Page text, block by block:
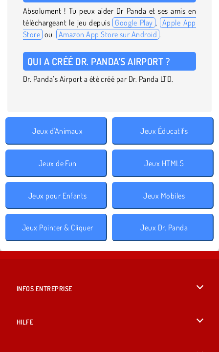
Absolument ! Tu peux aider Dr Panda et ses amis en
téléchargeant le jeu depuis Google Play , Apple App
Store ou Amazon App Store sur Android .
QUI A CRÉÉ DR. PANDA’S AIRPORT ?
Dr. Panda’s Airport a été créé par Dr. Panda LTD.
Jeux d'Animaux Jeux Éducatifs
Jeux de Fun Jeux HTML5
Jeux pour Enfants Jeux Mobiles
Jeux Pointer & Cliquer Jeux Dr. Panda
INFOS ENTREPRISE
HILFE